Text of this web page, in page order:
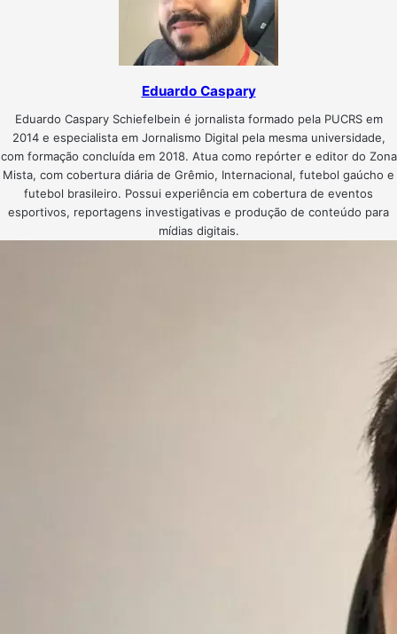
Eduardo Caspary
Eduardo Caspary Schiefelbein é jornalista formado pela PUCRS em
2014 e especialista em Jornalismo Digital pela mesma universidade,
com formação concluída em 2018. Atua como repórter e editor do Zona
Mista, com cobertura diária de Grêmio, Internacional, futebol gaúcho e
futebol brasileiro. Possui experiência em cobertura de eventos
esportivos, reportagens investigativas e produção de conteúdo para
mídias digitais.